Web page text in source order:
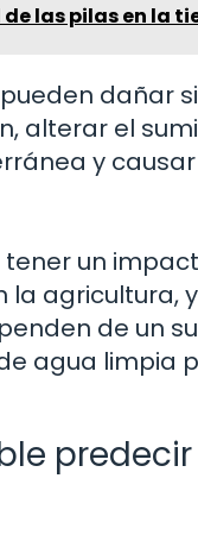
las pilas en la
pueden dañar
alterar el
y
tener un
la agricultura,
de un
agua limpia